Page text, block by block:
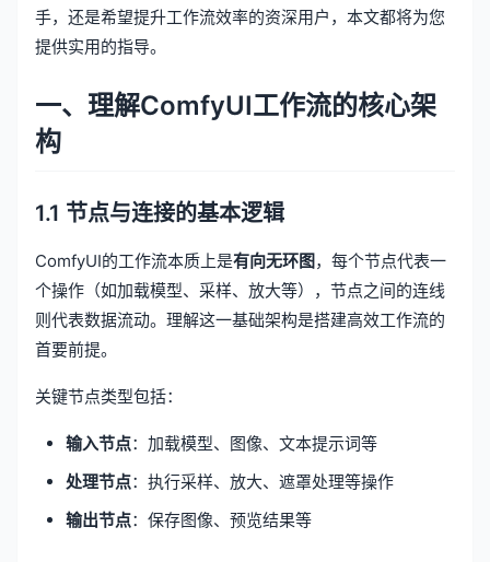
手，还是希望提升工作流效率的资深用户，本文都将为您
提供实用的指导。
一、理解ComfyUI工作流的核心架
构
1.1 节点与连接的基本逻辑
ComfyUI的工作流本质上是有向无环图，每个节点代表一
个操作（如加载模型、采样、放大等），节点之间的连线
则代表数据流动。理解这一基础架构是搭建高效工作流的
首要前提。
关键节点类型包括：
输入节点：加载模型、图像、文本提示词等
处理节点：执行采样、放大、遮罩处理等操作
输出节点：保存图像、预览结果等